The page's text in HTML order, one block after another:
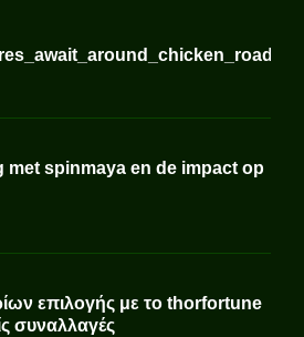
met spinmaya en de impact op
επιλογής με το thorfortune
συναλλαγές